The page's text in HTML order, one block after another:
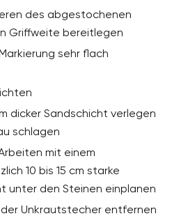
des abgestochenen
Griffweite bereitlegen
sehr flach
dicker Sandschicht verlegen
schlagen
mit einem
10 bis 15 cm starke
unter den Steinen einplanen
Unkrautstecher entfernen